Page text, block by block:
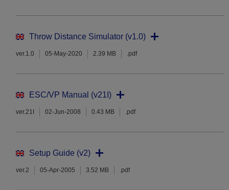
Throw Distance Simulator (v1.0)
ver.1.0 05-May-2020 2.39 MB .pdf
ESC/VP Manual (v21I)
ver.21I 02-Jun-2008 0.43 MB .pdf
Setup Guide (v2)
ver.2 05-Apr-2005 3.52 MB .pdf